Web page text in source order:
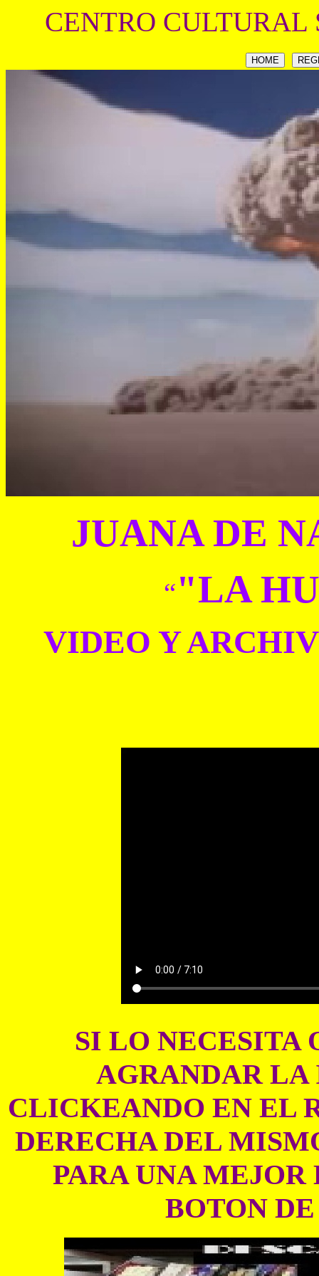
CENTRO CULTURAL
HOME
JUANA DE
“"LA
VIDEO Y
SI LO NECESITA
AGRANDAR
CLICKEANDO EN EL
DERECHA DEL
PARA UNA
BOTON